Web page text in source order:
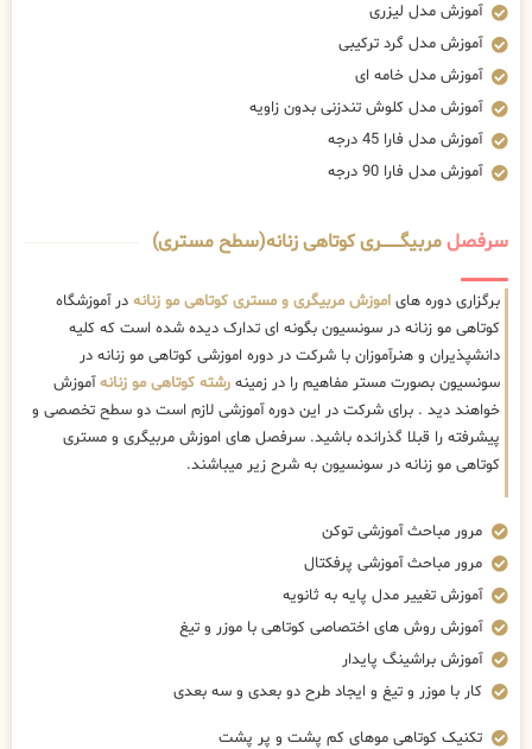
آموزش مدل لیزری
آموزش مدل گرد ترکیبی
آموزش مدل خامه ای
آموزش مدل کلوش تندزنی بدون زاویه
آموزش مدل فارا 45 درجه
آموزش مدل فارا 90 درجه
سرفصلمربیگــــــــری کوتاهی زنانه(سطح مستری)
برگزاری دوره های اموزش مربیگری و مستری کوتاهی مو زنانه در آموزشگاه
کوتاهی مو زنانه در سونسیون بگونه ای تدارک دیده شده است که کلیه
دانشپذیران و هنرآموزان با شرکت در دوره اموزشی کوتاهی مو زنانه در
سونسیون بصورت مستر مفاهیم را در زمینه رشته کوتاهی مو زنانهآموزش
خواهند دید . برای شرکت در این دوره آموزشی لازم است دو سطح تخصصی و
پیشرفته را قبلا گذرانده باشید. سرفصل های اموزش مربیگری و مستری
کوتاهی مو زنانه در سونسیون به شرح زیر میباشند.
مرور مباحث آموزشی توکن
مرور مباحث آموزشی پرفکتال
آموزش تغییر مدل پایه به ثانویه
آموزش روش های اختصاصی کوتاهی با موزر و تیغ
آموزش براشینگ پایدار
کار با موزر و تیغ و ایجاد طرح دو بعدی و سه بعدی
تکنیک کوتاهی موهای کم پشت و پر پشت